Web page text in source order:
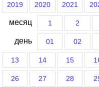
2019 2020 2021
месяц 1 2
день 01 02
13 14 15
26 27 28